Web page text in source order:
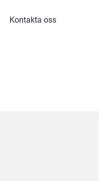
Kontakta oss